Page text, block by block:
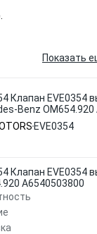
Показать
Клапан EVE0354
Benz OM654.920
EVE0354
Клапан EVE0354
A6540503800